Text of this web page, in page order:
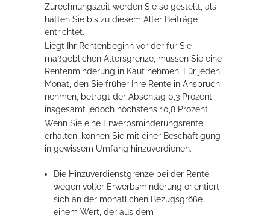
Zurechnungszeit werden Sie so gestellt, als
hätten Sie bis zu diesem Alter Beiträge
entrichtet.
Liegt Ihr Rentenbeginn vor der für Sie
maßgeblichen Altersgrenze, müssen Sie eine
Rentenminderung in Kauf nehmen. Für jeden
Monat, den Sie früher Ihre Rente in Anspruch
nehmen, beträgt der Abschlag 0,3 Prozent,
insgesamt jedoch höchstens 10,8 Prozent.
Wenn Sie eine Erwerbsminderungsrente
erhalten, können Sie mit einer Beschäftigung
in gewissem Umfang hinzuverdienen.
Die Hinzuverdienstgrenze bei der Rente
wegen voller Erwerbsminderung orientiert
sich an der monatlichen Bezugsgröße –
einem Wert, der aus dem